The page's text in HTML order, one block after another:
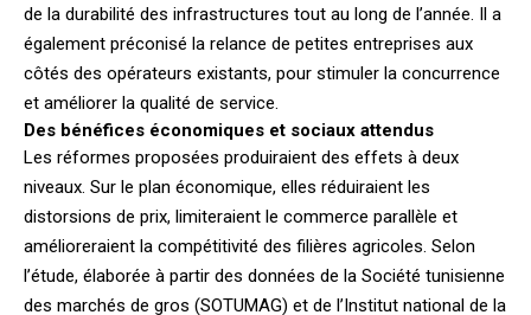
de la durabilité des infrastructures tout au long de l’année. Il a
également préconisé la relance de petites entreprises aux
côtés des opérateurs existants, pour stimuler la concurrence
et améliorer la qualité de service.
Des bénéfices économiques et sociaux attendus
Les réformes proposées produiraient des effets à deux
niveaux. Sur le plan économique, elles réduiraient les
distorsions de prix, limiteraient le commerce parallèle et
amélioreraient la compétitivité des filières agricoles. Selon
l’étude, élaborée à partir des données de la Société tunisienne
des marchés de gros (SOTUMAG) et de l’Institut national de la